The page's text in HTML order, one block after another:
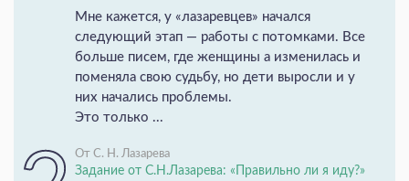
Мне кажется, у «лазаревцев» начался
следующий этап — работы с потомками. Все
больше писем, где женщины а изменилась и
поменяла свою судьбу, но дети выросли и у
них начались проблемы.
Это только ...
От С. Н. Лазарева
Задание от С.Н.Лазарева: «Правильно ли я иду?»